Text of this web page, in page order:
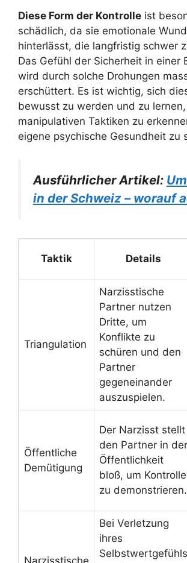
Diese Form der Kontrolle ist
schädlich, da sie emotionale
hinterlässt, die langfristig schwer
Das Gefühl der Sicherheit in einer
wird durch solche Drohungen
erschüttert. Es ist wichtig, sich
bewusst zu werden und zu
manipulativen Taktiken zu
eigene psychische Gesundheit zu
Ausführlicher Artikel:
in der Schweiz – worauf
Taktik Details
Triangulation
Narzisstische
Partner nutzen
Dritte, um
Konflikte zu
schüren und den
Partner
gegeneinander
auszuspielen.
Öffentliche
Demütigung
Der Narzisst stellt
den Partner in der
Öffentlichkeit
bloß, um Kontrolle
zu demonstrieren.
Narzisstische
Bei Verletzung
ihres
Selbstwertgefühls